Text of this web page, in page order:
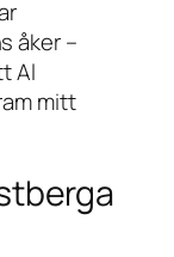
åker –
Al
mitt